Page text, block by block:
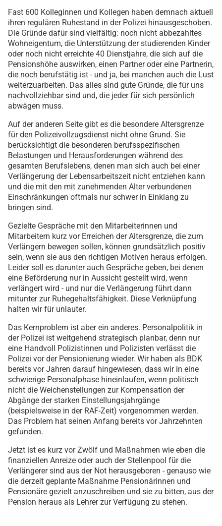
Fast 600 Kolleginnen und Kollegen haben demnach aktuell
ihren regulären Ruhestand in der Polizei hinausgeschoben.
Die Gründe dafür sind vielfältig: noch nicht abbezahltes
Wohneigentum, die Unterstützung der studierenden Kinder
oder noch nicht erreichte 40 Dienstjahre, die sich auf die
Pensionshöhe auswirken, einen Partner oder eine Partnerin,
die noch berufstätig ist - und ja, bei manchen auch die Lust
weiterzuarbeiten. Das alles sind gute Gründe, die für uns
nachvollziehbar sind und, die jeder für sich persönlich
abwägen muss.
Auf der anderen Seite gibt es die besondere Altersgrenze
für den Polizeivollzugsdienst nicht ohne Grund. Sie
berücksichtigt die besonderen berufsspezifischen
Belastungen und Herausforderungen während des
gesamten Berufslebens, denen man sich auch bei einer
Verlängerung der Lebensarbeitszeit nicht entziehen kann
und die mit den mit zunehmenden Alter verbundenen
Einschränkungen oftmals nur schwer in Einklang zu
bringen sind.
Gezielte Gespräche mit den Mitarbeiterinnen und
Mitarbeitern kurz vor Erreichen der Altersgrenze, die zum
Verlängern bewegen sollen, können grundsätzlich positiv
sein, wenn sie aus den richtigen Motiven heraus erfolgen.
Leider soll es darunter auch Gespräche geben, bei denen
eine Beförderung nur in Aussicht gestellt wird, wenn
verlängert wird - und nur die Verlängerung führt dann
mitunter zur Ruhegehaltsfähigkeit. Diese Verknüpfung
halten wir für unlauter.
Das Kernproblem ist aber ein anderes. Personalpolitik in
der Polizei ist weitgehend strategisch planbar, denn nur
eine Handvoll Polizistinnen und Polizisten verlässt die
Polizei vor der Pensionierung wieder. Wir haben als BDK
bereits vor Jahren darauf hingewiesen, dass wir in eine
schwierige Personalphase hineinlaufen, wenn politisch
nicht die Weichenstellungen zur Kompensation der
Abgänge der starken Einstellungsjahrgänge
(beispielsweise in der RAF-Zeit) vorgenommen werden.
Das Problem hat seinen Anfang bereits vor Jahrzehnten
gefunden.
Jetzt ist es kurz vor Zwölf und Maßnahmen wie eben die
finanziellen Anreize oder auch der Stellenpool für die
Verlängerer sind aus der Not herausgeboren - genauso wie
die derzeit geplante Maßnahme Pensionärinnen und
Pensionäre gezielt anzuschreiben und sie zu bitten, aus der
Pension heraus als Lehrer zur Verfügung zu stehen.